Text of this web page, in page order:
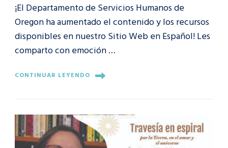
¡El Departamento de Servicios Humanos de
Oregon ha aumentado el contenido y los recursos
disponibles en nuestro Sitio Web en Español! Les
comparto con emoción …
CONTINUAR LEYENDO